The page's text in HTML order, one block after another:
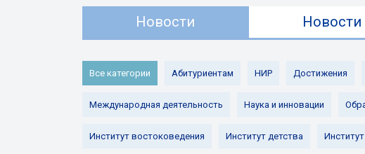
Новости Новости
Все категории Абитуриентам НИР Достижения
Международная деятельность Наука и инновации
Институт востоковедения Институт детства